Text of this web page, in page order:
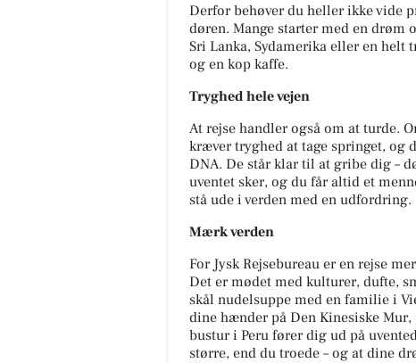
Derfor behøver du heller ikke vide
døren. Mange starter med en drøm
Sri Lanka, Sydamerika eller en helt
og en kop kaffe.
Tryghed hele vejen
At rejse handler også om at turde.
kræver tryghed at tage springet, og
DNA. De står klar til at gribe dig –
uventet sker, og du får altid et
stå ude i verden med en udfordring.
Mærk verden
For Jysk Rejsebureau er en rejse
Det er mødet med kulturer, dufte,
skål nudelsuppe med en familie i
dine hænder på Den Kinesiske
bustur i Peru fører dig ud på
større, end du troede – og at dine